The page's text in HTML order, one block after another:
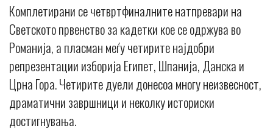
Комплетирани се четвртфиналните натпревари на
Светското првенство за кадетки кое се одржува во
Романија, а пласман меѓу четирите најдобри
репрезентации изборија Египет, Шпанија, Данска и
Црна Гора. Четирите дуели донесоа многу неизвесност,
драматични завршници и неколку историски
достигнувања.